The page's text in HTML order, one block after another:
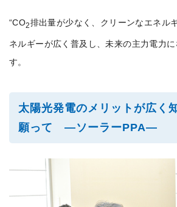
“CO2排出量が少なく、クリーンなエネル
ネルギーが広く普及し、未来の主力電力
す。
太陽光発電のメリットが広く
願って ―ソーラーPPA―